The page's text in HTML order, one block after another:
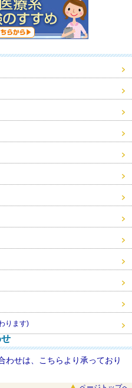
ります)
せは、こちらより承っており